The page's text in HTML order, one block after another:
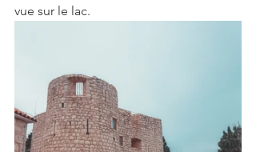
vue sur le lac.